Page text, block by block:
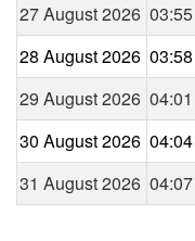
27 August 2026 03:55
28 August 2026 03:58
29 August 2026 04:01
30 August 2026 04:04
31 August 2026 04:07